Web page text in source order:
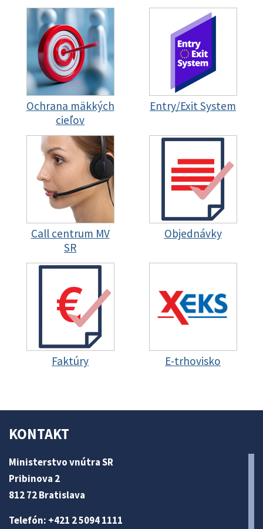
Ochrana mäkkých
cieľov
Entry/Exit System
Call centrum MV
SR
Objednávky
Faktúry E-trhovisko
KONTAKT
Ministerstvo vnútra SR
Pribinova 2
812 72 Bratislava
Telefón: +421 2 5094 1111